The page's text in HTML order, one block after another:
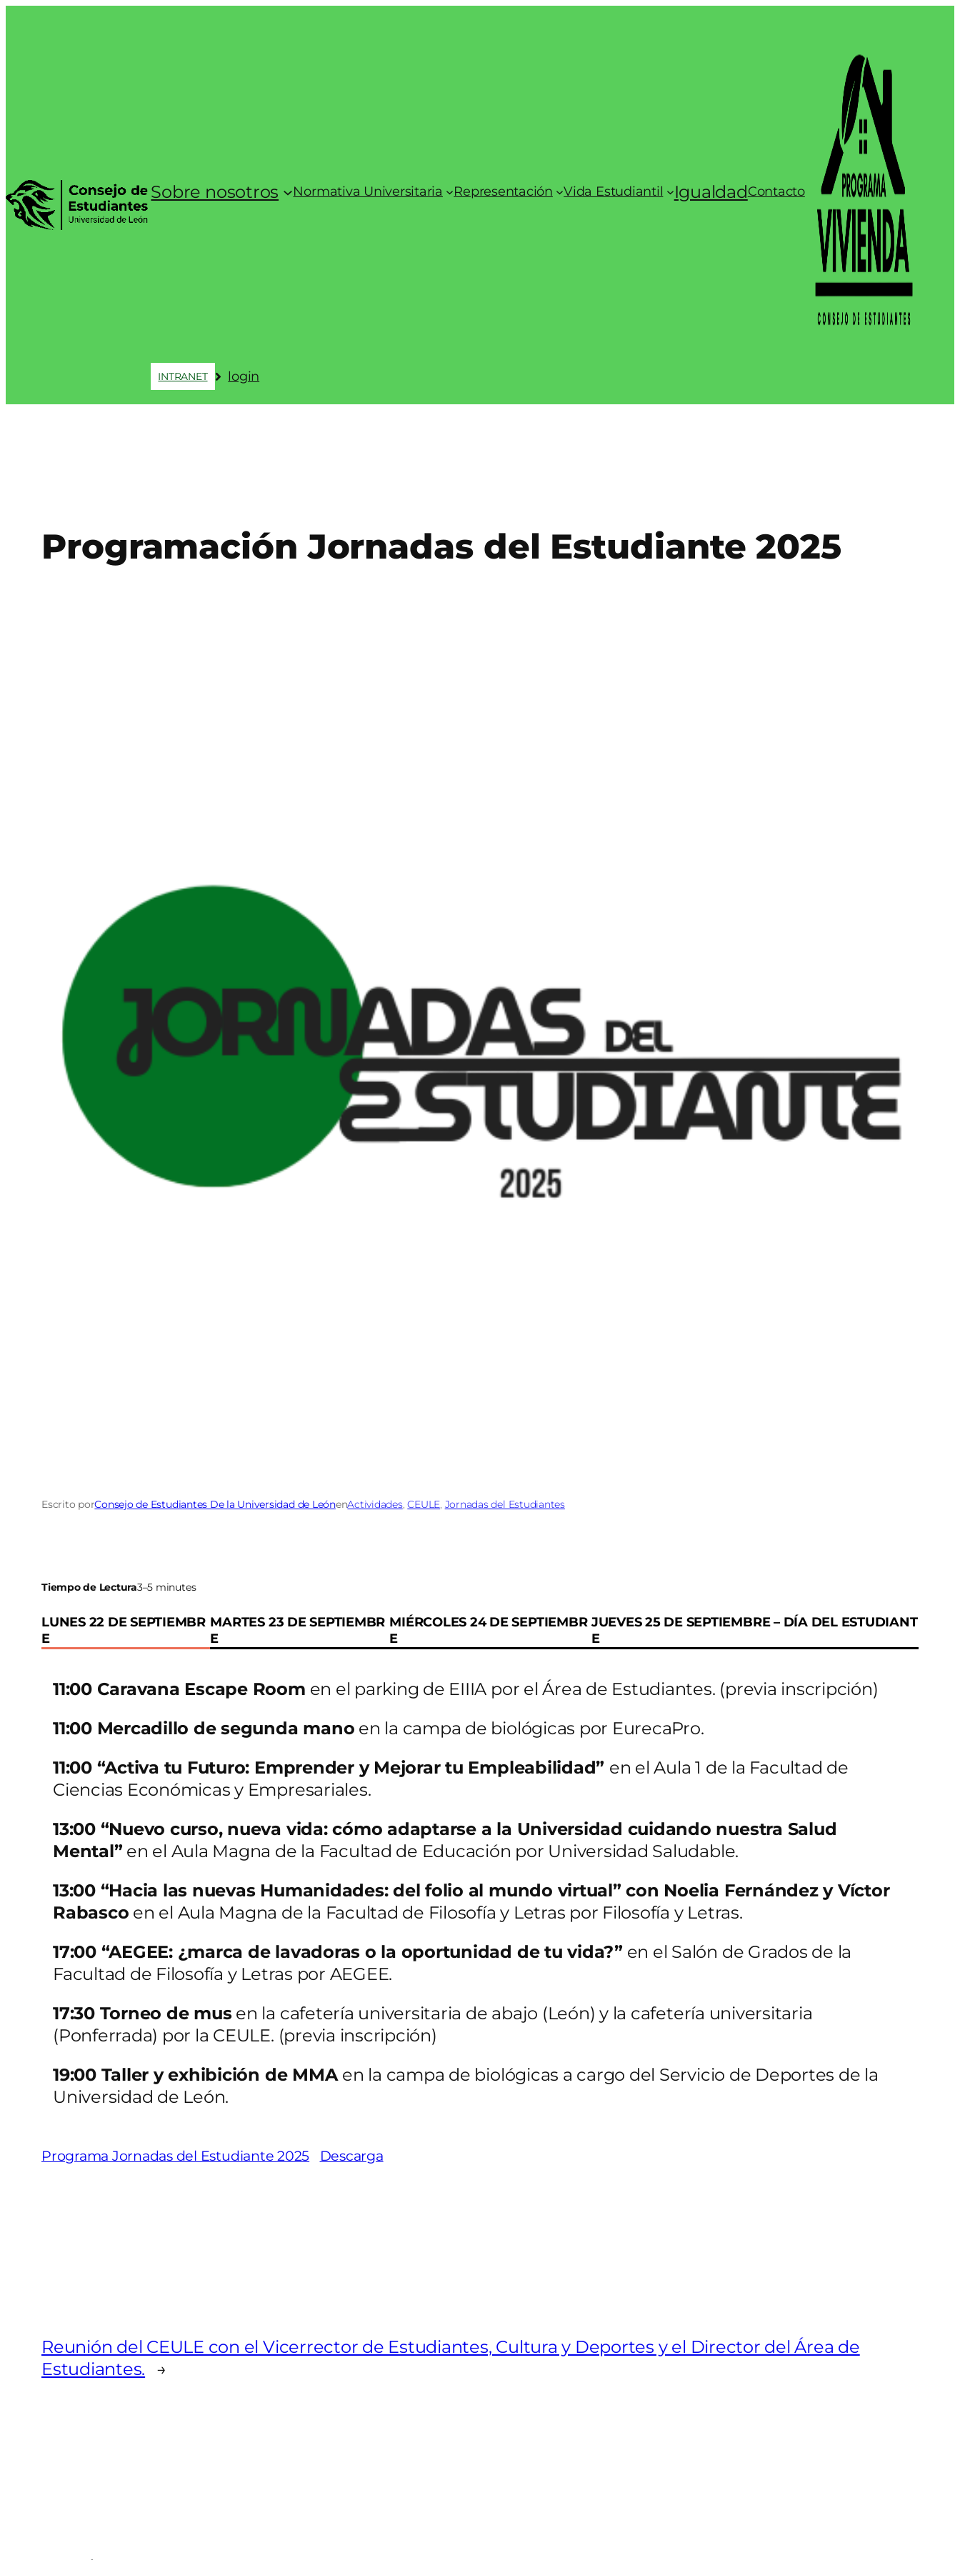
Sobre nosotros Normativa Universitaria Representación Vida Estudiantil IgualdadContacto
INTRANET login
Programación Jornadas del Estudiante 2025
Escrito porConsejo de Estudiantes De la Universidad de LeónenActividades, CEULE, Jornadas del Estudiantes
Tiempo de Lectura3–5 minutes
LUNES 22 DE SEPTIEMBR
E
MARTES 23 DE SEPTIEMBR
E
MIÉRCOLES 24 DE SEPTIEMBR
E
JUEVES 25 DE SEPTIEMBRE – DÍA DEL ESTUDIANT
E
11:00 Caravana Escape Room en el parking de EIIIA por el Área de Estudiantes. (previa inscripción)
11:00 Mercadillo de segunda mano en la campa de biológicas por EurecaPro.
11:00 “Activa tu Futuro: Emprender y Mejorar tu Empleabilidad” en el Aula 1 de la Facultad de
Ciencias Económicas y Empresariales.
13:00 “Nuevo curso, nueva vida: cómo adaptarse a la Universidad cuidando nuestra Salud
Mental”en el Aula Magna de la Facultad de Educación por Universidad Saludable.
13:00 “Hacia las nuevas Humanidades: del folio al mundo virtual” con Noelia Fernández y Víctor
Rabasco en el Aula Magna de la Facultad de Filosofía y Letras por Filosofía y Letras.
17:00 “AEGEE: ¿marca de lavadoras o la oportunidad de tu vida?”en el Salón de Grados de la
Facultad de Filosofía y Letras por AEGEE.
17:30 Torneo de musen la cafetería universitaria de abajo (León) y la cafetería universitaria
(Ponferrada) por la CEULE. (previa inscripción)
19:00 Taller y exhibición de MMA en la campa de biológicas a cargo del Servicio de Deportes de la
Universidad de León.
Programa Jornadas del Estudiante 2025 Descarga
Reunión del CEULE con el Vicerrector de Estudiantes, Cultura y Deportes y el Director del Área de
Estudiantes.
→